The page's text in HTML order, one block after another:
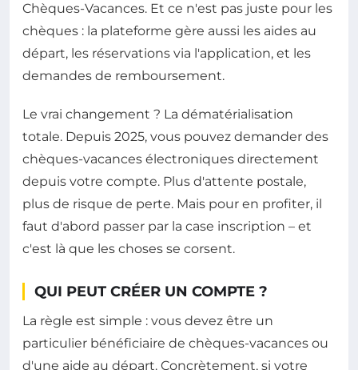
Chèques-Vacances. Et ce n'est pas juste pour les
chèques : la plateforme gère aussi les aides au
départ, les réservations via l'application, et les
demandes de remboursement.
Le vrai changement ? La dématérialisation
totale. Depuis 2025, vous pouvez demander des
chèques-vacances électroniques directement
depuis votre compte. Plus d'attente postale,
plus de risque de perte. Mais pour en profiter, il
faut d'abord passer par la case inscription – et
c'est là que les choses se corsent.
QUI PEUT CRÉER UN COMPTE ?
La règle est simple : vous devez être un
particulier bénéficiaire de chèques-vacances ou
d'une aide au départ. Concrètement, si votre